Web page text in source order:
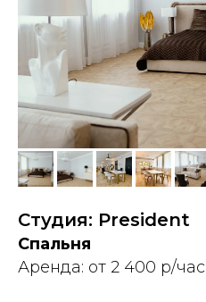
Студия: President
Спальня
Аренда: от 2 400 р/час